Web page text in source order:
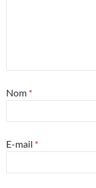
Nom *
E-mail *